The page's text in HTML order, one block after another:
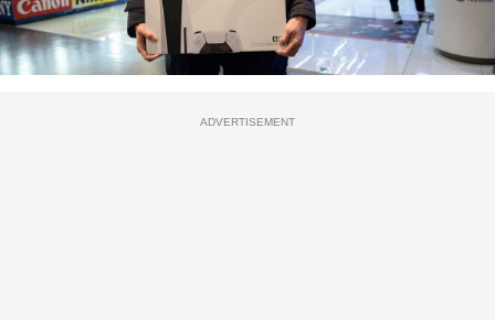
ADVERTISEMENT